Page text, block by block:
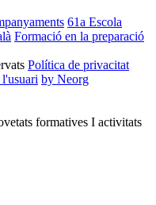
61a Escola
Formació en la preparació
Política de privacitat
by Neorg
formatives I activitats